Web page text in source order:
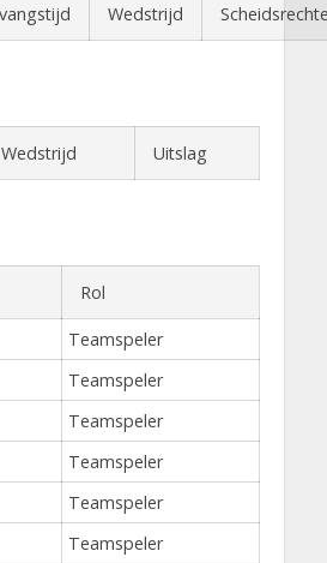
Wedstrijd
Wedstrijd Uitslag
Rol
Teamspeler
Teamspeler
Teamspeler
Teamspeler
Teamspeler
Teamspeler